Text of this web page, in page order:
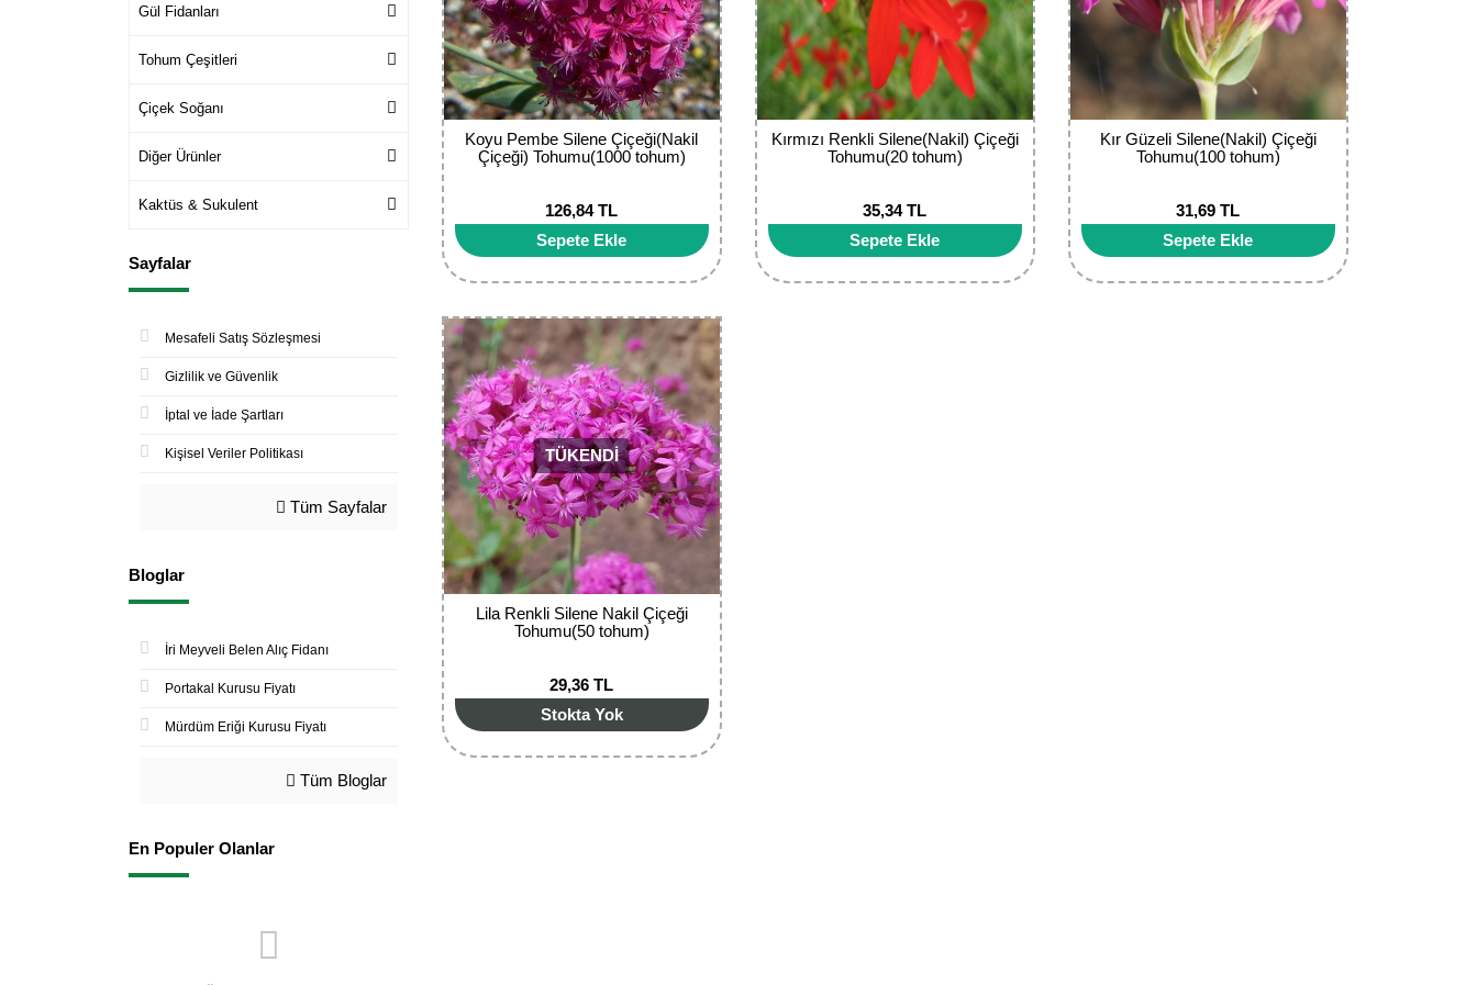
Gül Fidanları
Tohum Çeşitleri
Çiçek Soğanı
Diğer Ürünler
Kaktüs & Sukulent
Sayfalar
Mesafeli Satış Sözleşmesi
Gizlilik ve Güvenlik
İptal ve İade Şartları
Kişisel Veriler Politikası
Tüm Sayfalar
Bloglar
İri Meyveli Belen Alıç Fidanı
Portakal Kurusu Fiyatı
Mürdüm Eriği Kurusu Fiyatı
Tüm Bloglar
En Populer Olanlar
Koyu Pembe Silene Çiçeği(Nakil
Çiçeği) Tohumu(1000 tohum)
126,84 TL
Sepete Ekle
Kırmızı Renkli Silene(Nakil) Çiçeği
Tohumu(20 tohum)
35,34 TL
Sepete Ekle
Kır Güzeli Silene(Nakil) Çiçeği
Tohumu(100 tohum)
31,69 TL
Sepete Ekle
TÜKENDİ
Lila Renkli Silene Nakil Çiçeği
Tohumu(50 tohum)
29,36 TL
Stokta Yok